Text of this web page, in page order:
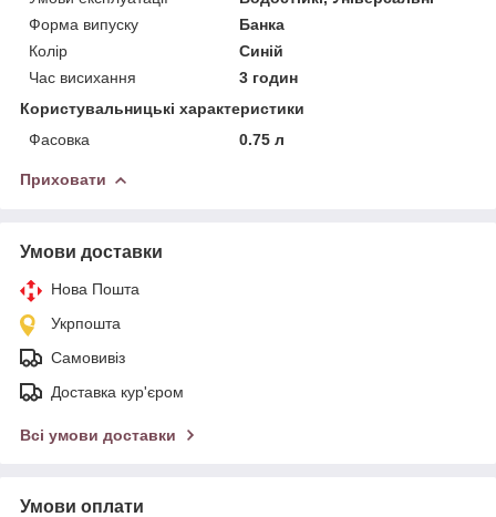
Форма випуску
Банка
Колір
Синій
Час висихання
3 годин
Користувальницькі характеристики
Фасовка
0.75 л
Приховати
Умови доставки
Нова Пошта
Укрпошта
Самовивіз
Доставка кур'єром
Всі умови доставки
Умови оплати